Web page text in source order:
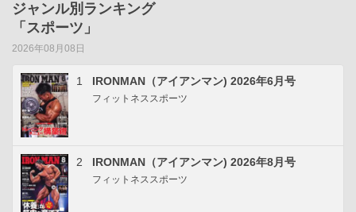
ジャンル別ランキング
「スポーツ」
2026年08月08日
1 IRONMAN（アイアンマン) 2026年6月号
フィットネススポーツ
2 IRONMAN（アイアンマン) 2026年8月号
フィットネススポーツ